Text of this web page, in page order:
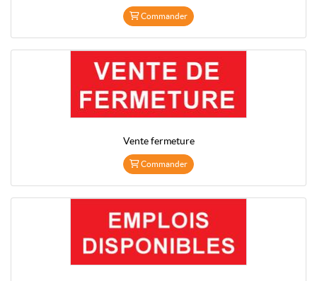
Commander
Vente fermeture
Commander